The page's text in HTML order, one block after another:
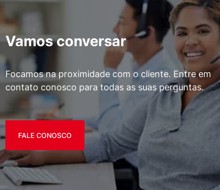
Vamos conversar
Focamos na proximidade com o cliente. Entre em
contato conosco para todas as suas perguntas.
FALE CONOSCO